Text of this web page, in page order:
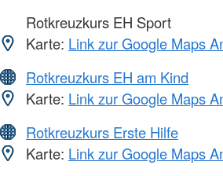
Rotkreuzkurs EH Sport
Karte: Link zur Google Maps
Rotkreuzkurs EH am Kind
Karte: Link zur Google Maps
Rotkreuzkurs Erste Hilfe
Karte: Link zur Google Maps